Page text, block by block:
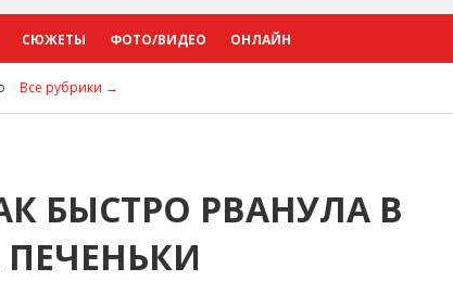
СЮЖЕТЫ ФОТО/ВИДЕО ОНЛАЙН
Все рубрики →
БЫСТРО РВАНУЛА В